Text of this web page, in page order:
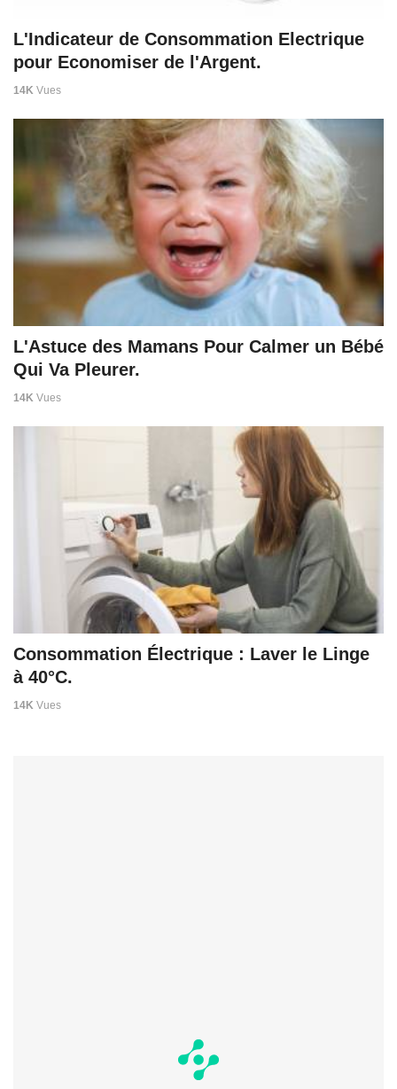
L'Indicateur de Consommation Electrique
pour Economiser de l'Argent.
14K Vues
L'Astuce des Mamans Pour Calmer un Bébé
Qui Va Pleurer.
14K Vues
Consommation Électrique : Laver le Linge
à 40°C.
14K Vues